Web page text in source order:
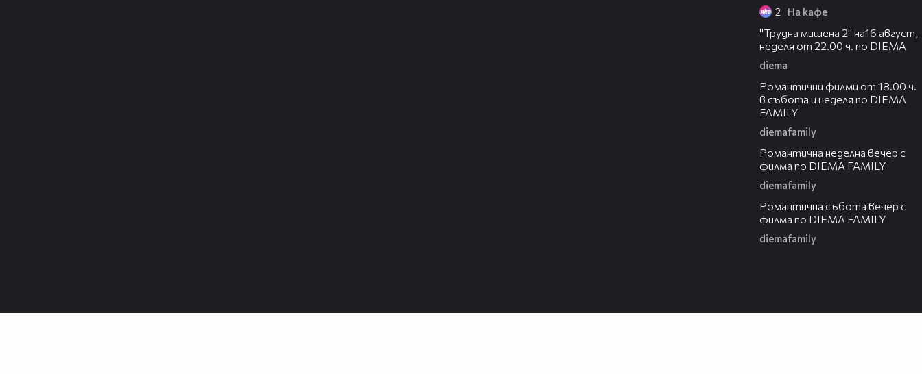
2 На кафе
"Трудна мишена 2" на16 август,
неделя от 22.00 ч. по DIEMA
diema
Романтични филми от 18.00 ч.
в събота и неделя по DIEMA
FAMILY
diemafamily
Романтичнa неделна вечер с
филма по DIEMA FAMILY
diemafamily
Романтичнa събота вечер с
филма по DIEMA FAMILY
diemafamily